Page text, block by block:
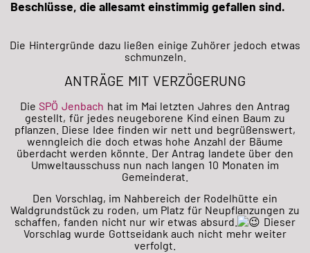
Beschlüsse, die allesamt einstimmig gefallen sind.
Die Hintergründe dazu ließen einige Zuhörer jedoch etwas
schmunzeln.
ANTRÄGE MIT VERZÖGERUNG
DieSPÖ Jenbach hat im Mai letzten Jahres den Antrag
gestellt, für jedes neugeborene Kind einen Baum zu
pflanzen. Diese Idee finden wir nett und begrüßenswert,
wenngleich die doch etwas hohe Anzahl der Bäume
überdacht werden könnte. Der Antrag landete über den
Umweltausschuss nun nach langen 10 Monaten im
Gemeinderat.
Den Vorschlag, im Nahbereich der Rodelhütte ein
Waldgrundstück zu roden, um Platz für Neupflanzungen zu
schaffen, fanden nicht nur wir etwas absurd.
Dieser
Vorschlag wurde Gottseidank auch nicht mehr weiter
verfolgt.